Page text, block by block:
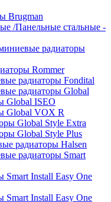
Brugman
/Панельные стальные -
радиаторы
Rommer
радиаторы Fondital
радиаторы Global
Global ISEO
Global VOX R
Global Style Extra
Global Style Plus
радиаторы Halsen
радиаторы Smart
Install Easy One
Install Easy One